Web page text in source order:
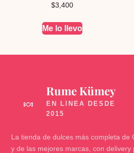
$3,400
Me lo llevo
🍬
Rume Kümey
La tienda de dulces más completa de
y de las mejores marcas, con delivery